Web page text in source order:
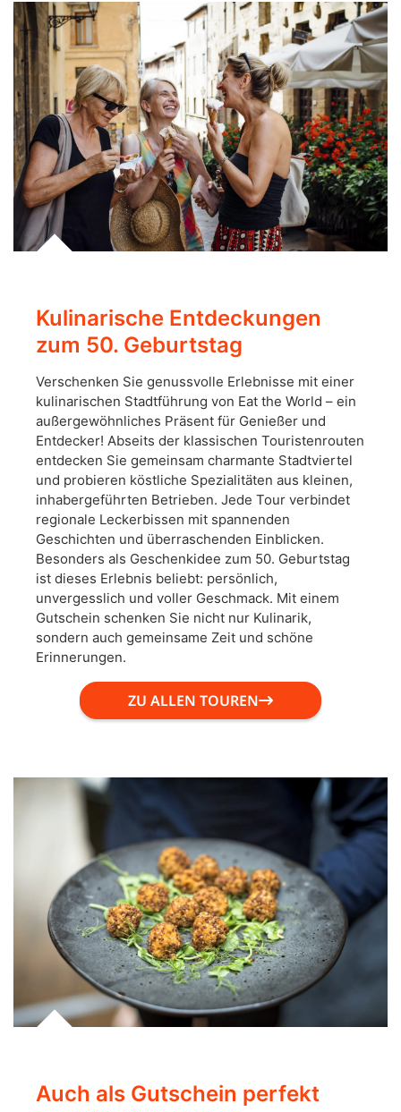
Kulinarische Entdeckungen
zum 50. Geburtstag
Verschenken Sie genussvolle Erlebnisse mit einer
kulinarischen Stadtführung von Eat the World – ein
außergewöhnliches Präsent für Genießer und
Entdecker! Abseits der klassischen Touristenrouten
entdecken Sie gemeinsam charmante Stadtviertel
und probieren köstliche Spezialitäten aus kleinen,
inhabergeführten Betrieben. Jede Tour verbindet
regionale Leckerbissen mit spannenden
Geschichten und überraschenden Einblicken.
Besonders als Geschenkidee zum 50. Geburtstag
ist dieses Erlebnis beliebt: persönlich,
unvergesslich und voller Geschmack. Mit einem
Gutschein schenken Sie nicht nur Kulinarik,
sondern auch gemeinsame Zeit und schöne
Erinnerungen.
ZU ALLEN TOUREN
Auch als Gutschein perfekt